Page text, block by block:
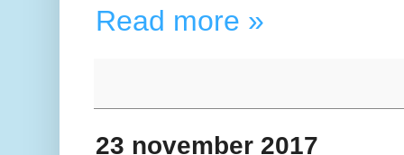
Read more »
23 november 2017